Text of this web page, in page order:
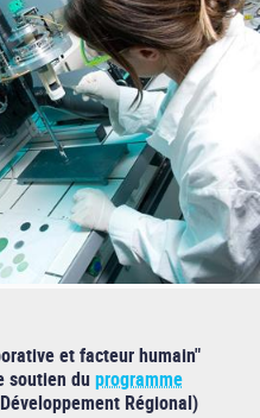
et facteur humain"
soutien du programme
Régional)